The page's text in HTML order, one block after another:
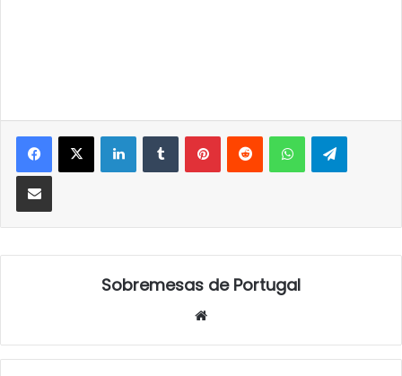
LinkedInTumblrPinterestReddit WhatsApp
Partilhar Via Email
Sobremesas de Portugal